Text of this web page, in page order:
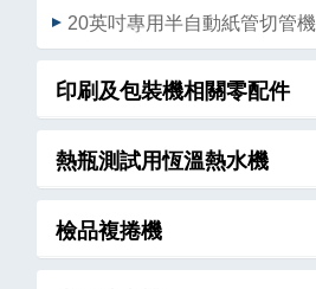
20英吋專用半自動紙管切管機
印刷及包裝機相關零配件
熱瓶測試用恆溫熱水機
檢品複捲機